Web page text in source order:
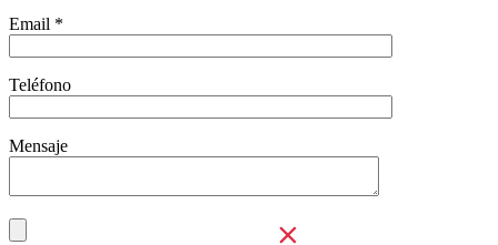
Email *
Teléfono
Mensaje